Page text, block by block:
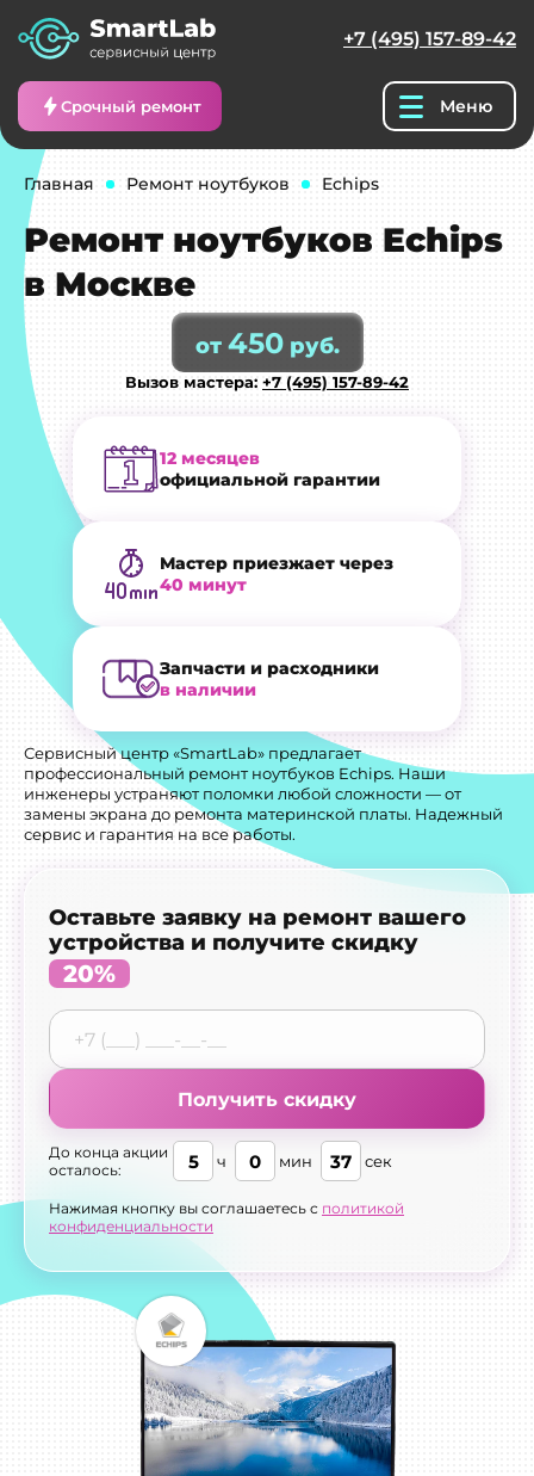
+7 (495) 157-89-42
Срочный ремонт Меню
Главная Ремонт ноутбуков Echips
Ремонт ноутбуков Echips
в Москве
от 450руб.
Вызов мастера: +7 (495) 157-89-42
12 месяцев
официальной гарантии
Мастер приезжает через
40 минут
Запчасти и расходники
в наличии
Сервисный центр «SmartLab» предлагает
профессиональный ремонт ноутбуков Echips. Наши
инженеры устраняют поломки любой сложности — от
замены экрана до ремонта материнской платы. Надежный
сервис и гарантия на все работы.
Оставьте заявку на ремонт вашего
устройства и получите скидку
20%
Получить скидку
До конца акции
осталось:
5 ч 0 мин 35 сек
Нажимая кнопку вы соглашаетесь с политикой
конфиденциальности